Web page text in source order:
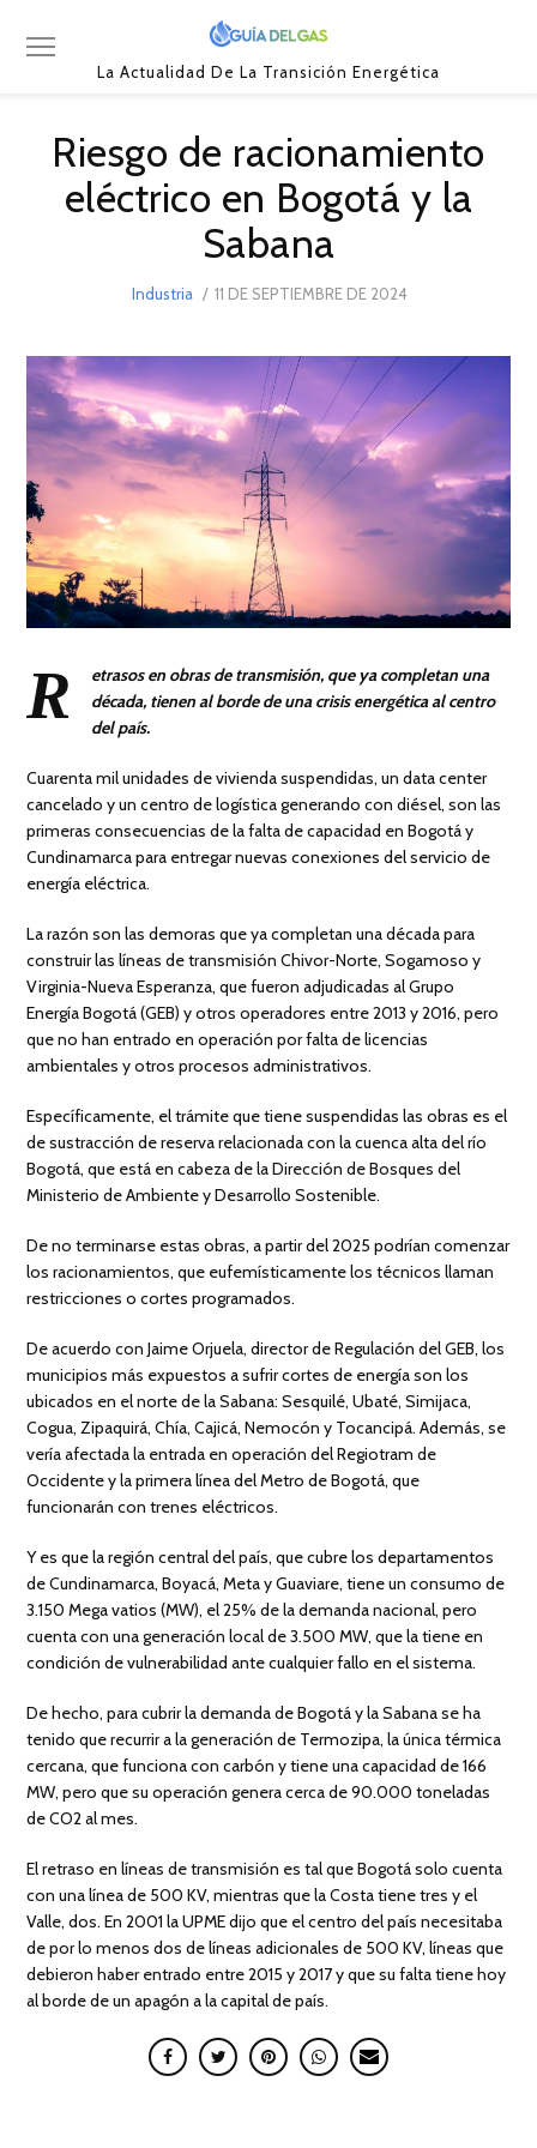
La Actualidad De La Transición Energética
Riesgo de racionamiento
eléctrico en Bogotá y la
Sabana
Industria
POSTED
11 DE SEPTIEMBRE DE 2024
2024
R
etrasos en obras de transmisión, que ya completan una
década, tienen al borde de una crisis energética al centro
del país.
Cuarenta mil unidades de vivienda suspendidas, un data center
cancelado y un centro de logística generando con diésel, son las
primeras consecuencias de la falta de capacidad en Bogotá y
Cundinamarca para entregar nuevas conexiones del servicio de
energía eléctrica.
La razón son las demoras que ya completan una década para
construir las líneas de transmisión Chivor-Norte, Sogamoso y
Virginia-Nueva Esperanza, que fueron adjudicadas al Grupo
Energía Bogotá (GEB) y otros operadores entre 2013 y 2016, pero
que no han entrado en operación por falta de licencias
ambientales y otros procesos administrativos.
Específicamente, el trámite que tiene suspendidas las obras es el
de sustracción de reserva relacionada con la cuenca alta del río
Bogotá, que está en cabeza de la Dirección de Bosques del
Ministerio de Ambiente y Desarrollo Sostenible.
De no terminarse estas obras, a partir del 2025 podrían comenzar
los racionamientos, que eufemísticamente los técnicos llaman
restricciones o cortes programados.
De acuerdo con Jaime Orjuela, director de Regulación del GEB, los
municipios más expuestos a sufrir cortes de energía son los
ubicados en el norte de la Sabana: Sesquilé, Ubaté, Simijaca,
Cogua, Zipaquirá, Chía, Cajicá, Nemocón y Tocancipá. Además, se
vería afectada la entrada en operación del Regiotram de
Occidente y la primera línea del Metro de Bogotá, que
funcionarán con trenes eléctricos.
Y es que la región central del país, que cubre los departamentos
de Cundinamarca, Boyacá, Meta y Guaviare, tiene un consumo de
3.150 Mega vatios (MW), el 25% de la demanda nacional, pero
cuenta con una generación local de 3.500 MW, que la tiene en
condición de vulnerabilidad ante cualquier fallo en el sistema.
De hecho, para cubrir la demanda de Bogotá y la Sabana se ha
tenido que recurrir a la generación de Termozipa, la única térmica
cercana, que funciona con carbón y tiene una capacidad de 166
MW, pero que su operación genera cerca de 90.000 toneladas
de CO2 al mes.
El retraso en líneas de transmisión es tal que Bogotá solo cuenta
con una línea de 500 KV, mientras que la Costa tiene tres y el
Valle, dos. En 2001 la UPME dijo que el centro del país necesitaba
de por lo menos dos de líneas adicionales de 500 KV, líneas que
debieron haber entrado entre 2015 y 2017 y que su falta tiene hoy
al borde de un apagón a la capital de país.